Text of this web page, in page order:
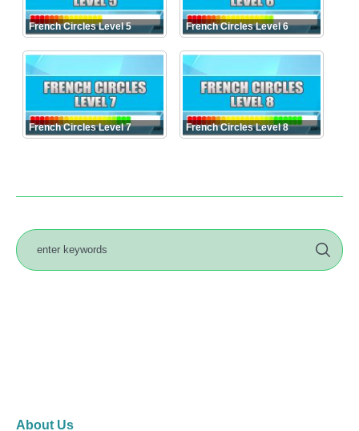
French Circles Level 5 French Circles Level 6
French Circles Level 7 French Circles Level 8
About Us